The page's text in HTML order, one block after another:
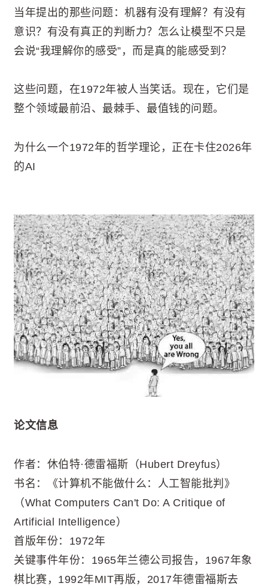
当年提出的那些问题：机器有没有理解？有没有
意识？有没有真正的判断力？怎么让模型不只是
会说“我理解你的感受”，而是真的能感受到？
这些问题，在1972年被人当笑话。现在，它们是
整个领域最前沿、最棘手、最值钱的问题。
为什么一个1972年的哲学理论，正在卡住2026年
的AI
论文信息
作者：休伯特·德雷福斯（Hubert Dreyfus）
书名：《计算机不能做什么：人工智能批判》
（What Computers Can't Do: A Critique of
Artificial Intelligence）
首版年份：1972年
关键事件年份：1965年兰德公司报告，1967年象
棋比赛，1992年MIT再版，2017年德雷福斯去